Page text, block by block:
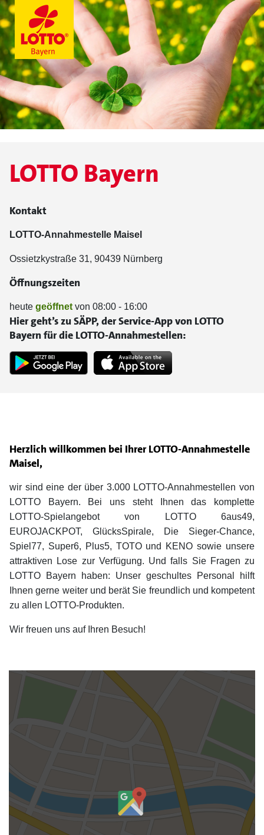
Herzlich willkommen bei Ihrer LOTTO-Annahmestelle
Maisel,
wir sind eine der über 3.000 LOTTO-Annahmestellen von
LOTTO Bayern. Bei uns steht Ihnen das komplette
LOTTO-Spielangebot von LOTTO 6aus49,
EUROJACKPOT, GlücksSpirale, Die Sieger-Chance,
Spiel77, Super6, Plus5, TOTO und KENO sowie unsere
attraktiven Lose zur Verfügung. Und falls Sie Fragen zu
LOTTO Bayern haben: Unser geschultes Personal hilft
Ihnen gerne weiter und berät Sie freundlich und kompetent
zu allen LOTTO-Produkten.
Wir freuen uns auf Ihren Besuch!
LOTTO Bayern
Kontakt
LOTTO-Annahmestelle Maisel
Ossietzkystraße 31, 90439 Nürnberg
Öffnungszeiten
heute geöffnet von 08:00 - 16:00
Hier geht’s zu SÄPP, der Service-App von LOTTO
Bayern für die LOTTO-Annahmestellen: